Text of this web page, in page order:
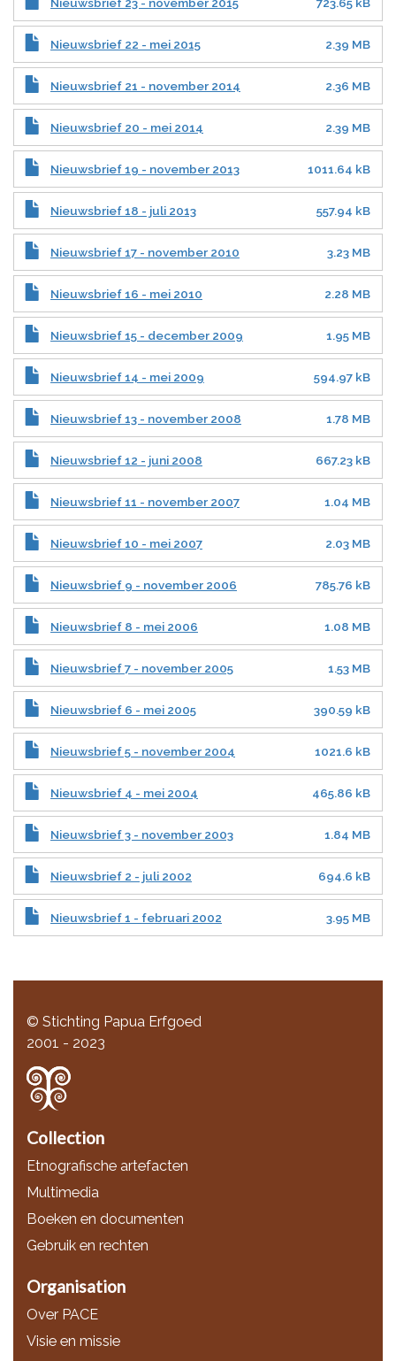
Nieuwsbrief 23 - november 2015 723.65 kB
Nieuwsbrief 22 - mei 2015 2.39 MB
Nieuwsbrief 21 - november 2014 2.36 MB
Nieuwsbrief 20 - mei 2014 2.39 MB
Nieuwsbrief 19 - november 2013 1011.64 kB
Nieuwsbrief 18 - juli 2013 557.94 kB
Nieuwsbrief 17 - november 2010 3.23 MB
Nieuwsbrief 16 - mei 2010 2.28 MB
Nieuwsbrief 15 - december 2009 1.95 MB
Nieuwsbrief 14 - mei 2009 594.97 kB
Nieuwsbrief 13 - november 2008 1.78 MB
Nieuwsbrief 12 - juni 2008 667.23 kB
Nieuwsbrief 11 - november 2007 1.04 MB
Nieuwsbrief 10 - mei 2007 2.03 MB
Nieuwsbrief 9 - november 2006 785.76 kB
Nieuwsbrief 8 - mei 2006 1.08 MB
Nieuwsbrief 7 - november 2005 1.53 MB
Nieuwsbrief 6 - mei 2005 390.59 kB
Nieuwsbrief 5 - november 2004 1021.6 kB
Nieuwsbrief 4 - mei 2004 465.86 kB
Nieuwsbrief 3 - november 2003 1.84 MB
Nieuwsbrief 2 - juli 2002 694.6 kB
Nieuwsbrief 1 - februari 2002 3.95 MB
© Stichting Papua Erfgoed
2001 - 2023
Collection
Etnografische artefacten
Multimedia
Boeken en documenten
Gebruik en rechten
Organisation
Over PACE
Visie en missie